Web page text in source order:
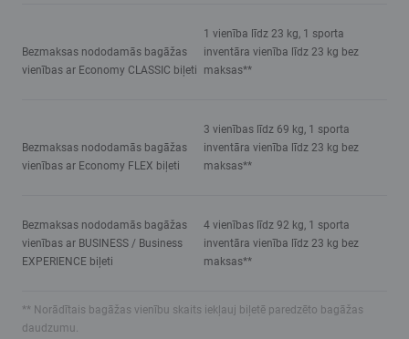
Bezmaksas nododamās bagāžas
vienības ar Economy CLASSIC biļeti
1 vienība līdz 23 kg, 1 sporta
inventāra vienība līdz 23 kg bez
maksas**
Bezmaksas nododamās bagāžas
vienības ar Economy FLEX biļeti
3 vienības līdz 69 kg, 1 sporta
inventāra vienība līdz 23 kg bez
maksas**
Bezmaksas nododamās bagāžas
vienības ar BUSINESS / Business
EXPERIENCE biļeti
4 vienības līdz 92 kg, 1 sporta
inventāra vienība līdz 23 kg bez
maksas**
** Norādītais bagāžas vienību skaits iekļauj biļetē paredzēto bagāžas
daudzumu.